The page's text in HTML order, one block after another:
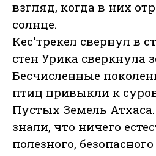
взгляд, когда в них
солнце.
Кес'трекел свернул в
стен Урика сверкнула
Бесчисленные
птиц привыкли к
Пустых Земель
знали, что ничего
полезного,